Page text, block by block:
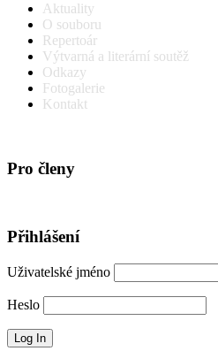
Aktuality
O souboru
Repertoár
Výtvarná a literární soutěž
Odkazy
Fotogalerie
Kontakt
Pro členy
Přihlášení
Uživatelské jméno
Heslo